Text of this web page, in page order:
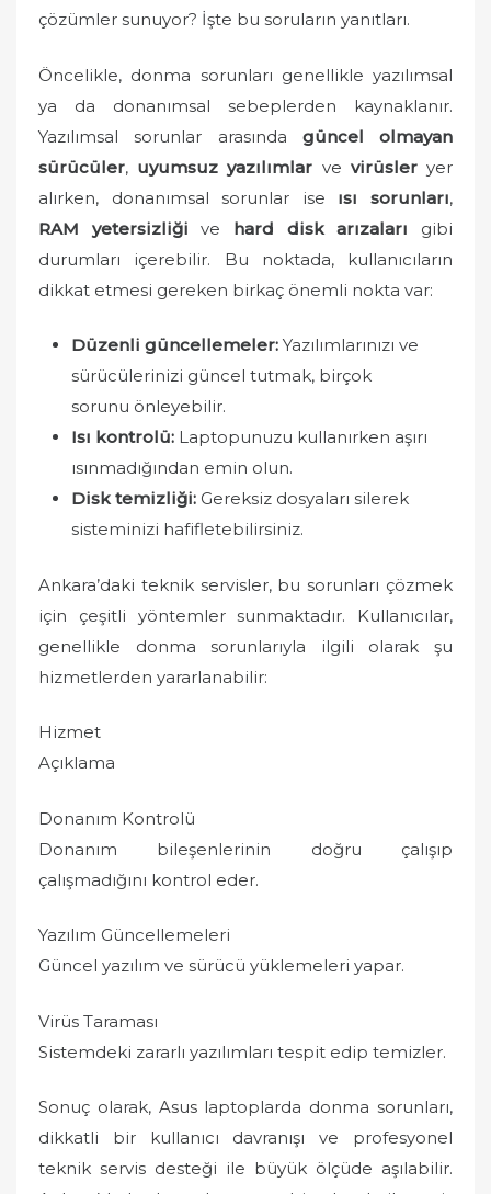
çözümler sunuyor? İşte bu soruların yanıtları.
Öncelikle, donma sorunları genellikle yazılımsal
ya da donanımsal sebeplerden kaynaklanır.
Yazılımsal sorunlar arasında güncel olmayan
sürücüler, uyumsuz yazılımlar ve virüsleryer
alırken, donanımsal sorunlar ise ısı sorunları,
RAM yetersizliği ve hard disk arızaları gibi
durumları içerebilir. Bu noktada, kullanıcıların
dikkat etmesi gereken birkaç önemli nokta var:
Düzenli güncellemeler: Yazılımlarınızı ve
sürücülerinizi güncel tutmak, birçok
sorunu önleyebilir.
Isı kontrolü: Laptopunuzu kullanırken aşırı
ısınmadığından emin olun.
Disk temizliği: Gereksiz dosyaları silerek
sisteminizi hafifletebilirsiniz.
Ankara’daki teknik servisler, bu sorunları çözmek
için çeşitli yöntemler sunmaktadır. Kullanıcılar,
genellikle donma sorunlarıyla ilgili olarak şu
hizmetlerden yararlanabilir:
Hizmet
Açıklama
Donanım Kontrolü
Donanım bileşenlerinin doğru çalışıp
çalışmadığını kontrol eder.
Yazılım Güncellemeleri
Güncel yazılım ve sürücü yüklemeleri yapar.
Virüs Taraması
Sistemdeki zararlı yazılımları tespit edip temizler.
Sonuç olarak, Asus laptoplarda donma sorunları,
dikkatli bir kullanıcı davranışı ve profesyonel
teknik servis desteği ile büyük ölçüde aşılabilir.